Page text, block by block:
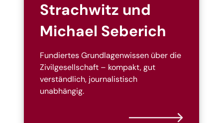
Strachwitz und
Michael Seberich
Fundiertes Grundlagenwissen über die
Zivilgesellschaft – kompakt, gut
verständlich, journalistisch
unabhängig.